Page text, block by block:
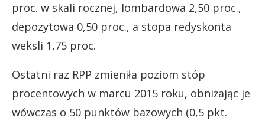
proc. w skali rocznej, lombardowa 2,50 proc.,
depozytowa 0,50 proc., a stopa redyskonta
weksli 1,75 proc.
Ostatni raz RPP zmieniła poziom stóp
procentowych w marcu 2015 roku, obniżając je
wówczas o 50 punktów bazowych (0,5 pkt.